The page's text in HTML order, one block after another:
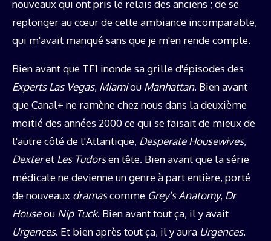
nouveaux qui ont pris le relais des anciens ; de se
replonger au cœur de cette ambiance incomparable,
qui m'avait manqué sans que je m'en rende compte.
Bien avant que TF1 inonde sa grille d'épisodes des
Experts Las Vegas, Miamiou Manhattan. Bien avant
que Canal+ ne ramène chez nous dans la deuxième
moitié des années 2000 ce qui se faisait de mieux de
l'autre côté de l'Atlantique, Desperate Housewives,
Dexteret Les Tudorsen tête. Bien avant que la série
médicale ne devienne un genre à part entière, porté
de nouveaux dramascomme Grey's Anatomy, Dr
Houseou Nip Tuck. Bien avant tout ça, il y avait
Urgences. Et bien après tout ça, il y aura Urgences.